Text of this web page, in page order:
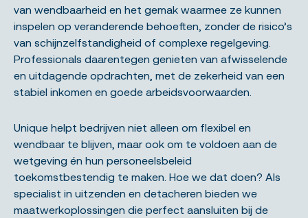
van wendbaarheid en het gemak waarmee ze kunnen
inspelen op veranderende behoeften, zonder de risico’s
van schijnzelfstandigheid of complexe regelgeving.
Professionals daarentegen genieten van afwisselende
en uitdagende opdrachten, met de zekerheid van een
stabiel inkomen en goede arbeidsvoorwaarden.
Unique helpt bedrijven niet alleen om flexibel en
wendbaar te blijven, maar ook om te voldoen aan de
wetgeving én hun personeelsbeleid
toekomstbestendig te maken. Hoe we dat doen? Als
specialist in uitzenden en detacheren bieden we
maatwerkoplossingen die perfect aansluiten bij de